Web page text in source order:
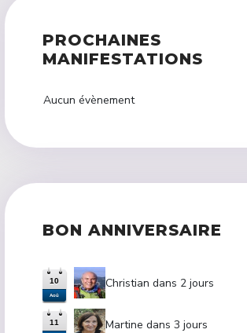
PROCHAINES
MANIFESTATIONS
Aucun évènement
BON ANNIVERSAIRE
10
Aoû
Christian dans 2 jours
11 Martine dans 3 jours